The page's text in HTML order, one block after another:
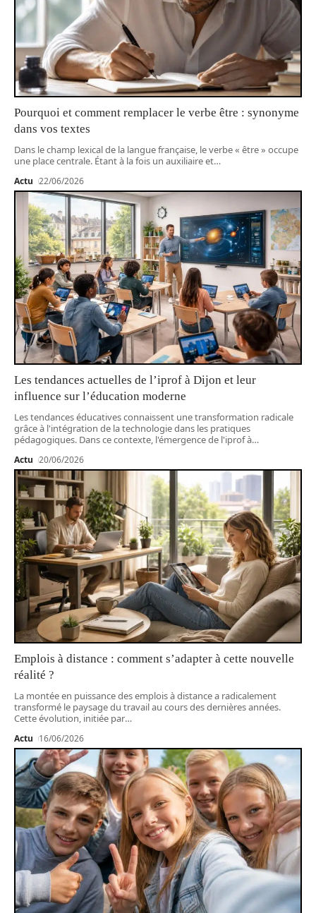
Pourquoi et comment remplacer le verbe être : synonyme
dans vos textes
Dans le champ lexical de la langue française, le verbe « être » occupe
une place centrale. Étant à la fois un auxiliaire et…
Actu 22/06/2026
Les tendances actuelles de l’iprof à Dijon et leur
influence sur l’éducation moderne
Les tendances éducatives connaissent une transformation radicale
grâce à l'intégration de la technologie dans les pratiques
pédagogiques. Dans ce contexte, l'émergence de l'iprof à…
Actu 20/06/2026
Emplois à distance : comment s’adapter à cette nouvelle
réalité ?
La montée en puissance des emplois à distance a radicalement
transformé le paysage du travail au cours des dernières années.
Cette évolution, initiée par…
Actu 16/06/2026